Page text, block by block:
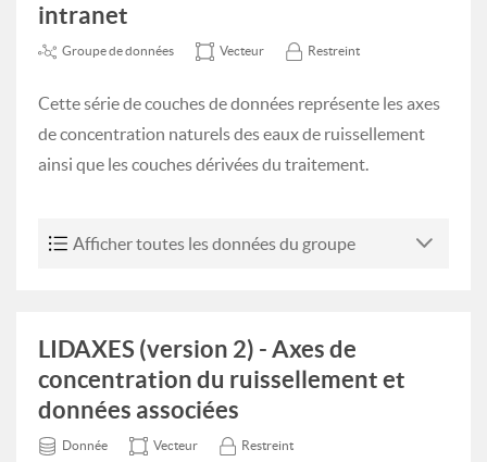
intranet
Groupe de données Vecteur Restreint
Cette série de couches de données représente les axes
de concentration naturels des eaux de ruissellement
ainsi que les couches dérivées du traitement.
Afficher toutes les données du groupe
LIDAXES (version 2) - Axes de
concentration du ruissellement et
données associées
Donnée Vecteur Restreint